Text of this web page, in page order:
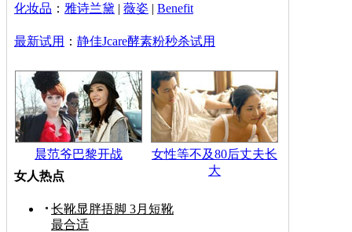
化妆品 ： 雅诗兰黛 | 薇姿 | Benefit
最新试用 ： 静佳Jcare酵素粉秒杀试用
晨范爷巴黎开战
女性等不及80后丈夫长
大
女人热点
长靴显胖捂脚 3月短靴
最合适